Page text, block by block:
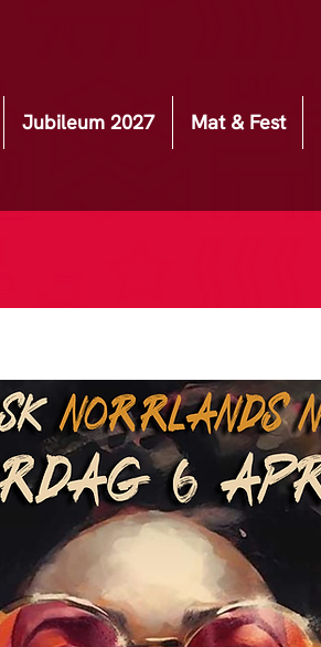
Jubileum 2027 Mat & Fest